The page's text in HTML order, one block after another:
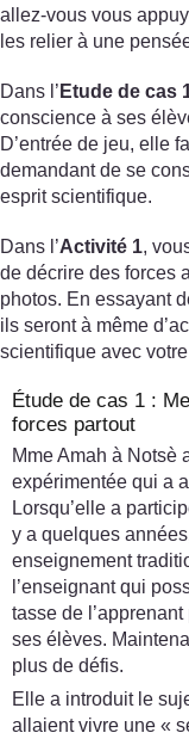
allez-vous vous
les relier à une
Dans l’ Etude de cas
conscience à ses
D’entrée de jeu, elle
demandant de se
esprit scientifique.
Dans l’Activité 1,
de décrire des forces
photos. En essayant
ils seront à même
scientifique avec
Étude de cas 1 :
forces partout
Mme Amah à Notsè
expérimentée qui a
Lorsqu’elle a
y a quelques
enseignement
l’enseignant qui
tasse de
ses élèves.
plus de défis.
Elle a introduit le
allaient vivre une «